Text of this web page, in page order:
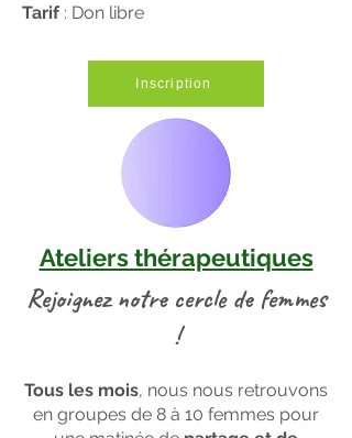
Tarif : Don libre
Inscription
Ateliers thérapeutiques
Rejoignez notre cercle de femmes
!
Tous les mois, nous nous retrouvons
en groupes de 8 à 10 femmes pour